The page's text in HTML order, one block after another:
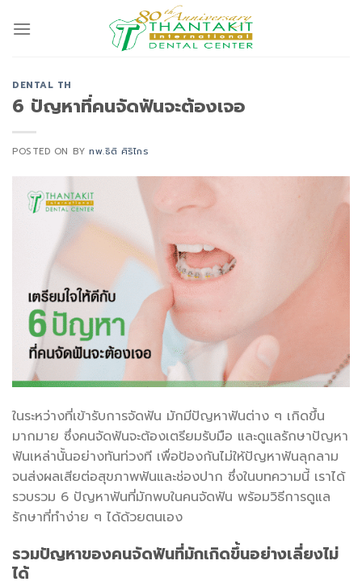
DENTAL TH
6 ปัญหาที่คนจัดฟันจะต้องเจอ
POSTED ON BYทพ.ธิติ ศิริไกร
ในระหว่างที่เข้ารับการจัดฟัน มักมีปัญหาฟันต่าง ๆ เกิดขึ้น
มากมาย ซึ่งคนจัดฟันจะต้องเตรียมรับมือ และดูแลรักษาปัญหา
ฟันเหล่านั้นอย่างทันท่วงที เพื่อป้องกันไม่ให้ปัญหาฟันลุกลาม
จนส่งผลเสียต่อสุขภาพฟันและช่องปาก ซึ่งในบทความนี้ เราได้
รวบรวม 6 ปัญหาฟันที่มักพบในคนจัดฟัน พร้อมวิธีการดูแล
รักษาที่ทำง่าย ๆ ได้ด้วยตนเอง
รวมปัญหาของคนจัดฟันที่มักเกิดขึ้นอย่างเลี่ยงไม่
ได้